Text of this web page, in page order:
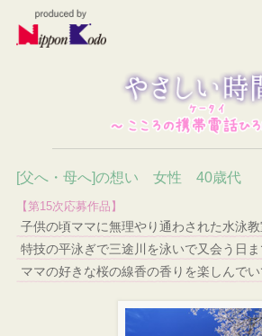
[父へ・母へ]の想い 女性 40歳代
【第15次応募作品】
子供の頃ママに無理やり通わされた水泳教
特技の平泳ぎで三途川を泳いで又会う日
ママの好きな桜の線香の香りを楽しんでい